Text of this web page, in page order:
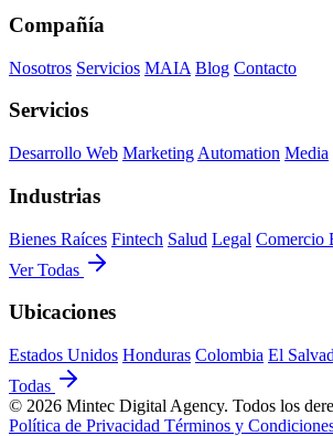
Compañía
Nosotros Servicios MAIA Blog Contacto
Servicios
Desarrollo Web Marketing Automation Media
Industrias
Bienes Raíces Fintech Salud Legal Comercio
Ver Todas
Ubicaciones
Estados Unidos Honduras Colombia El
Todas
© 2026 Mintec Digital Agency. Todos los
Política de Privacidad Términos y